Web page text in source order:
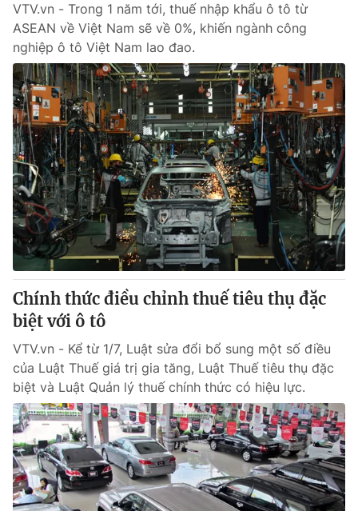
Liên hệ tòa soạn English
THỜI BÁO VTV
Theo dõi báo trên
Cơ quan chủ quản:
Đài Truyền hình Việt Nam
Cơ quan báo chí:Thời báo VTV
Giấy phép hoạt động báo in và báo điện tử số 483/GP-BTTTT
cấp ngày 29/12/2023
Tổng Biên tập:Vũ Thanh Thủy
Phó Tổng Biên tập:Nguyễn Thị Mỹ Hạnh, Phạm Quốc Thắng,
Nguyễn Trọng Ninh
Tổng đài VTV:
024.38 355 931 - 024.38 355 932
Ðiện thoại Thời báo VTV:024.66 897 897
Email:toasoan@vtv.vn
Liên hệ quảng cáo:024-7300.7108
VTV.vn - Trong 1 năm tới, thuế nhập khẩu ô tô từ
ASEAN về Việt Nam sẽ về 0%, khiến ngành công
nghiệp ô tô Việt Nam lao đao.
Chính thức điều chỉnh thuế tiêu thụ đặc
biệt với ô tô
VTV.vn - Kể từ 1/7, Luật sửa đổi bổ sung một số điều
của Luật Thuế giá trị gia tăng, Luật Thuế tiêu thụ đặc
biệt và Luật Quản lý thuế chính thức có hiệu lực.